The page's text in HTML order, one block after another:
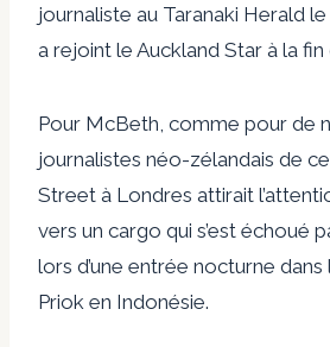
journaliste au Taranaki Herald
a rejoint le Auckland Star à la fin
Pour McBeth, comme pour de
journalistes néo-zélandais de
Street à Londres attirait
vers un cargo qui s’est échoué
lors d’une entrée nocturne
Priok en Indonésie.